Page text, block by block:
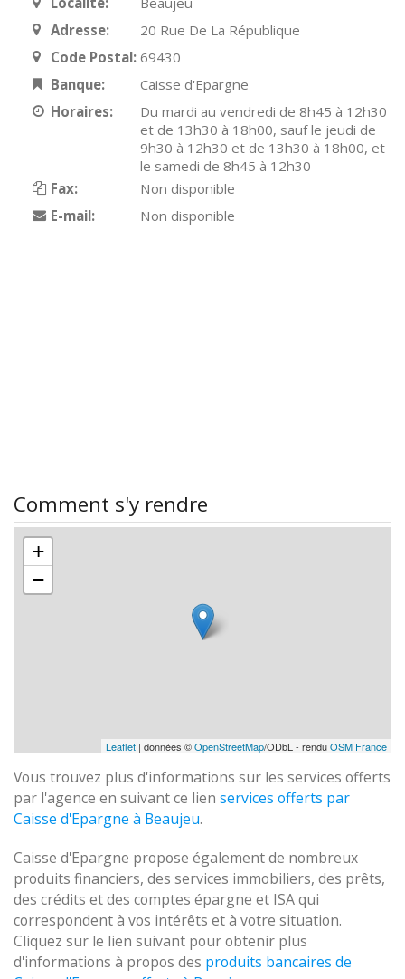
Adresse:
20 Rue De La République
Code Postal: 69430
Banque:
Caisse d'Epargne
Horaires:
Du mardi au vendredi de 8h45 à 12h30
et de 13h30 à 18h00, sauf le jeudi de
9h30 à 12h30 et de 13h30 à 18h00, et
le samedi de 8h45 à 12h30
Fax:
Non disponible
E-mail:
Non disponible
Comment s'y rendre
+
−
Leaflet | données ©OpenStreetMap/ODbL - renduOSM France
Vous trouvez plus d'informations sur les services offerts
par l'agence en suivant ce lien services offerts par
Caisse d'Epargne à Beaujeu.
Caisse d'Epargne propose également de nombreux
produits financiers, des services immobiliers, des prêts,
des crédits et des comptes épargne et ISA qui
correspondent à vos intérêts et à votre situation.
Cliquez sur le lien suivant pour obtenir plus
d'informations à propos des produits bancaires de